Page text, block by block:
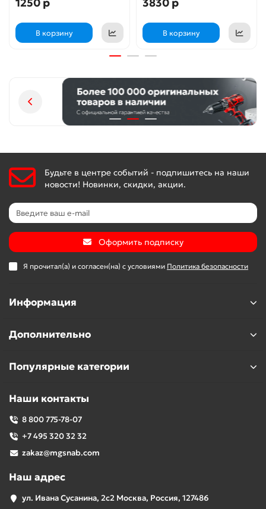
улучшения теплоотвода и обеспечения прочности
самого нагруженного узла
Удобная блокировка шпинделя для легкой замены
Эффективное пылеудаление благодаря возможности
подключения пылесоса (диаметр подключения
40мм, совместимо с пылесосами ЗУБР серии ПУ-хх)
Поворотная основная рукоятка для лучшего контроля
Выключатель с защитой от пыли, случайного
включения и с фиксацией во включенном
положении
Специальная конструкция щеткодержателя,
предотвращающая повреждение коллектора при
полном износе щеток
Для резки бетона, кирпича, асфальта
1250 р
В корзину
3830 р
В корзину
Будьте в центре событий - подпишитесь на наши
новости! Новинки, скидки, акции.
Оформить подписку
Я прочитал(а) и согласен(на) с условиями Политика безопасности
Информация
Дополнительно
Популярные категории
Наши контакты
8 800 775-78-07
+7 495 320 32 32
zakaz@mgsnab.com
Наш адрес
ул. Ивана Сусанина, 2с2 Москва, Россия, 127486